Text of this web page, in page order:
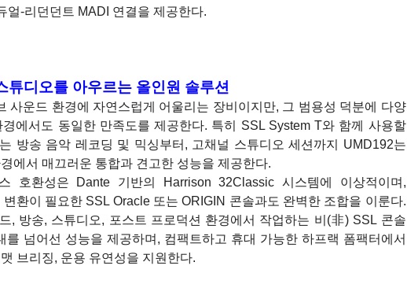
얼-리던던트 MADI 연결을 제공한다.
튜디오를 아우르는 올인원 솔루션
사운드 환경에 자연스럽게 어울리는 장비이지만, 그 범용성 덕분에 다양
에서도 동일한 만족도를 제공한다. 특히 SSL System T와 함께 사용할
방송 음악 레코딩 및 믹싱부터, 고채널 스튜디오 세션까지 UMD192는
에서 매끄러운 통합과 견고한 성능을 제공한다.
호환성은 Dante 기반의 Harrison 32Classic 시스템에 이상적이며,
변환이 필요한 SSL Oracle 또는 ORIGIN 콘솔과도 완벽한 조합을 이룬다.
, 방송, 스튜디오, 포스트 프로덕션 환경에서 작업하는 비(非) SSL 콘솔
를 넘어선 성능을 제공하며, 컴팩트하고 휴대 가능한 하프랙 폼팩터에서
브리징, 운용 유연성을 지원한다.